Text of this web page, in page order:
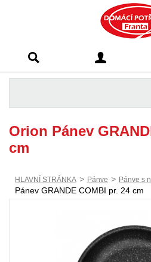
Franta -
Orion Pánev
cm
HLAVNÍ STRÁNKA > Pánve > Pánve s
Pánev GRANDE COMBI pr. 24 cm